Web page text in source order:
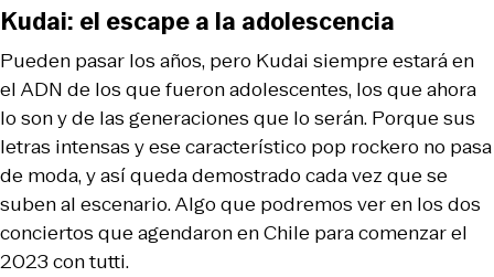
Pueden pasar los años, pero Kudai siempre estará en
el ADN de los que fueron adolescentes, los que ahora
lo son y de las generaciones que lo serán. Porque sus
letras intensas y ese característico pop rockero no pasa
de moda, y así queda demostrado cada vez que se
suben al escenario. Algo que podremos ver en los dos
conciertos que agendaron en Chile para comenzar el
2023 con tutti.
Kudai: el escape a la adolescencia